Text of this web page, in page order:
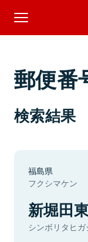
郵便番
検索結果
福島県
フクシマケン
新堀田
シンボリタヒガ